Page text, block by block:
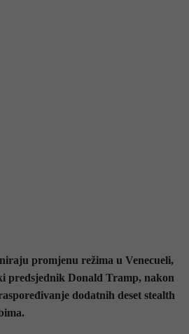
promjenu režima u Venecueli,
predsjednik Donald Tramp, nakon
dodatnih deset stealth